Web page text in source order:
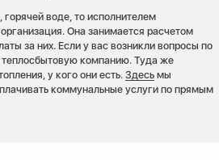
воде, то исполнителем
Она занимается расчетом
за них. Если у вас возникли вопросы по
компанию. Туда же
у кого они есть.Здесь мы
коммунальные услуги по прямым